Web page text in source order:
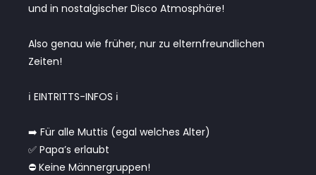
und in nostalgischer Disco Atmosphäre!
Also genau wie früher, nur zu elternfreundlichen
Zeiten!
ℹ️ EINTRITTS-INFOS ℹ️
➡️ Für alle Muttis (egal welches Alter)
✅ Papa’s erlaubt
⛔️ Keine Männergruppen!